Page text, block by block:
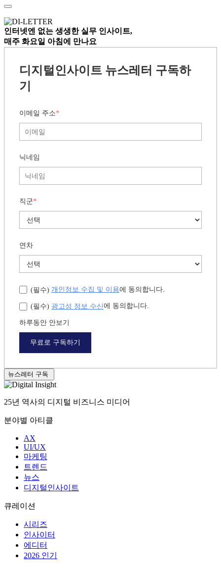
인터넷엔 없는 생생한 실무 인사이트,
매주 화요일 아침에 만나요
디지털인사이트 뉴스레터 구독하
기
이메일 주소*
닉네임
직군*
연차
(필수) 개인정보 수집 및 이용에 동의합니다.
(필수) 광고성 정보 수신에 동의합니다.
하루동안 안보기
무료로 구독하기
뉴스레터 구독
25년 역사의 디지털 비즈니스 미디어
분야별 아티클
AX
UI/UX
마케팅
트렌드
뉴스
디지털인사이트
큐레이션
시리즈
인사이터
에디터
2026 인기